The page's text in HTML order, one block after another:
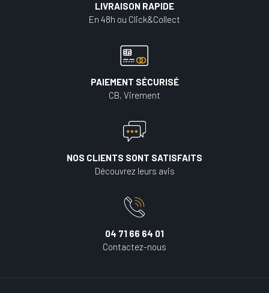
LIVRAISON RAPIDE
En 48h ou Click&Collect
PAIEMENT SÉCURISÉ
CB, Virement
NOS CLIENTS SONT SATISFAITS
Découvrez leurs avis
04 71 66 64 01
Contactez-nous